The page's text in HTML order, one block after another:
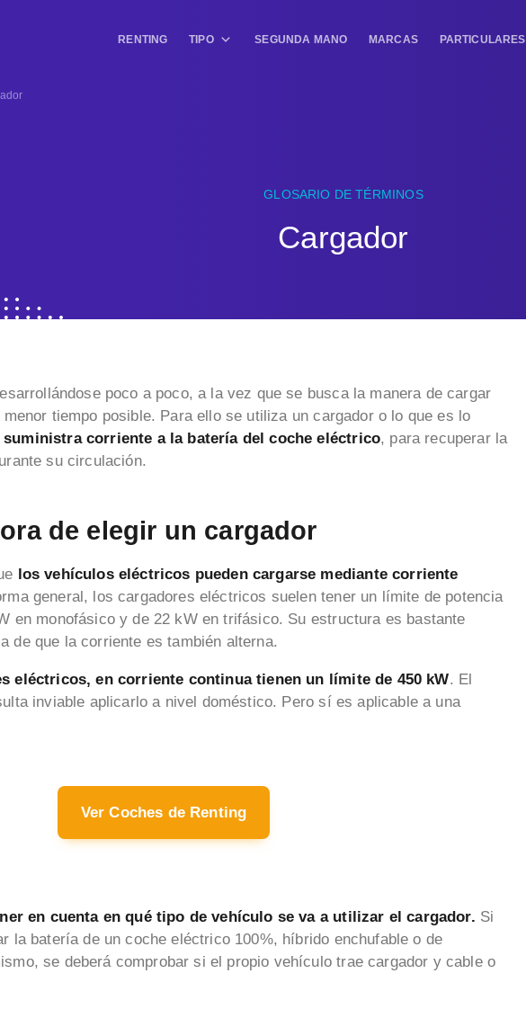
RENTING TIPO SEGUNDA MANO MARCAS PARTICULARES
GLOSARIO DE TÉRMINOS
Cargador
poco a poco, a la vez que se busca la manera de cargar
tiempo posible. Para ello se utiliza un cargador o lo que es lo
corriente a la batería del coche eléctrico, para recuperar la
su circulación.
de elegir un cargador
los vehículos eléctricos pueden cargarse mediante corriente
general, los cargadores eléctricos suelen tener un límite de potencia
en monofásico y de 22 kW en trifásico. Su estructura es bastante
de que la corriente es también alterna.
eléctricos, en corriente continua tienen un límite de 450 kW. El
inviable aplicarlo a nivel doméstico. Pero sí es aplicable a una
Ver Coches de Renting
en cuenta en qué tipo de vehículo se va a utilizar el cargador. Si
la batería de un coche eléctrico 100%, híbrido enchufable o de
se deberá comprobar si el propio vehículo trae cargador y cable o